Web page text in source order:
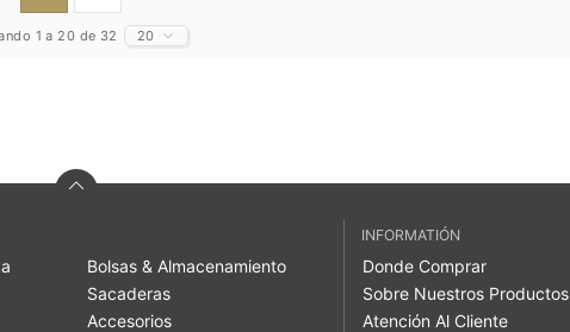
1 a 20 de 32 20
Bolsas & Almacenamiento
Sacaderas
Accesorios
INFORMATIÓN
Donde Comprar
Sobre Nuestros Productos
Atención Al Cliente